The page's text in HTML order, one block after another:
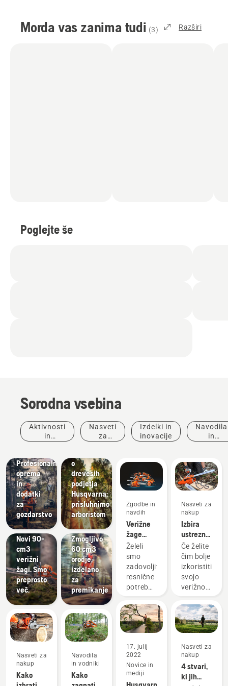
Morda vas zanima tudi (3) Razširi
Poglejte še
Sorodna vsebina
Aktivnosti
in
Nasveti
za
Izdelki in
inovacije
Navodila
in
Profesionalna
oprema
in
dodatki
za
gozdarstvo
Izdelki in
inovacije
Novi 90-
cm3
verižni
žagi. Smo
preprosto
več.
Nasveti za
nakup
Kako
Zgodbe in
navdih
o
drevesih
podjetja
Husqvarna:
prisluhnimo
arboristom
Strokovnjaki
za nego
dreves in
arboristi
Zmogljivo
60 cm3
orodje,
izdelano
za
premikanje
Navodila
in vodniki
Kako
Zgodbe in
navdih
Verižne
žage
Husqvarna
- od leta
1959 v
rokah
naših
Želeli
smo
zadovoljiti
resnične
potrebe
gozdarjev,
zato
smo
nekatere
najboljših
in
najinovativnejših
17. julij
2022
Novice in
mediji
Nasveti za
nakup
Izbira
ustrezne
verige za
verižno
žago:
Nekaj
nasvetov
Če želite
čim bolje
izkoristiti
svojo
verižno
pomembno,
da
izberete
verigo
zanjo.
Tukaj je
nekaj
Nasveti za
nakup
4 stvari,
ki jih